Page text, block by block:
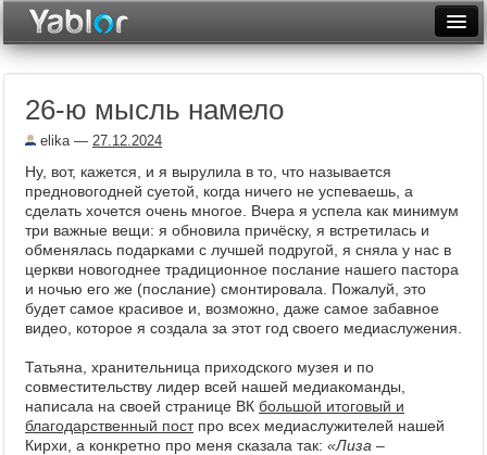
Неделя
Рейтинги
Архив
Фототоп
Видеотоп
26-ю мысль намело
elika— 27.12.2024
Ну, вот, кажется, и я вырулила в то, что называется
предновогодней суетой, когда ничего не успеваешь, а
сделать хочется очень многое. Вчера я успела как минимум
три важные вещи: я обновила причёску, я встретилась и
обменялась подарками с лучшей подругой, я сняла у нас в
церкви новогоднее традиционное послание нашего пастора
и ночью его же (послание) смонтировала. Пожалуй, это
будет самое красивое и, возможно, даже самое забавное
видео, которое я создала за этот год своего медиаслужения.
Татьяна, хранительница приходского музея и по
совместительству лидер всей нашей медиакоманды,
написала на своей странице ВК большой итоговый и
благодарственный постпро всех медиаслужителей нашей
Кирхи, а конкретно про меня сказала так: «Лиза –